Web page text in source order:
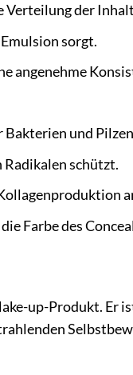
Verteilung der
sorgt.
angenehme
und
schützt.
Farbe des
up-Produkt. Er